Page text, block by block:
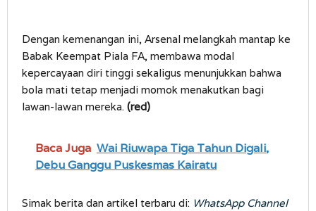
Dengan kemenangan ini, Arsenal melangkah mantap ke
Babak Keempat Piala FA, membawa modal
kepercayaan diri tinggi sekaligus menunjukkan bahwa
bola mati tetap menjadi momok menakutkan bagi
lawan-lawan mereka. (red)
Baca Juga Wai Riuwapa Tiga Tahun Digali,
Debu Ganggu Puskesmas Kairatu
Simak berita dan artikel terbaru di: WhatsApp Channel